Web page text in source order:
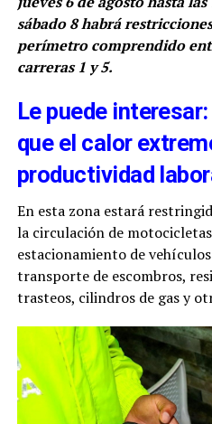
sábado 8 habrá
perímetro comprendido
carreras 1 y 5.
Le puede
que el calor
productividad
En esta zona estará
la circulación de
estacionamiento de
transporte de escombros,
trasteos, cilindros de gas y